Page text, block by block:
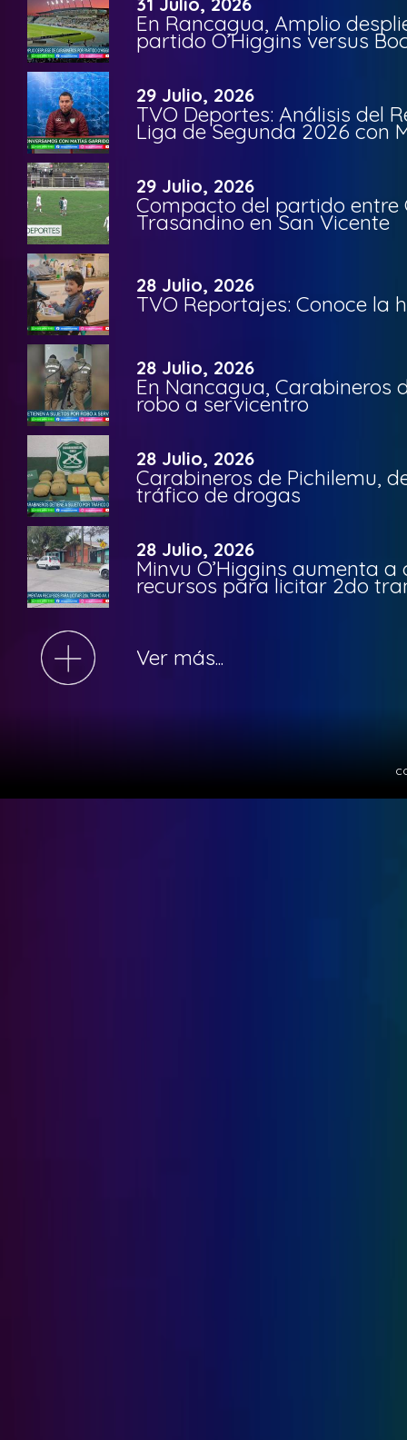
En Rancagua, Amplio
partido O’Higgins versus
29 Julio, 2026
TVO Deportes: Análisis del
Liga de Segunda 2026 con
29 Julio, 2026
Compacto del partido entre
Trasandino en San Vicente
28 Julio, 2026
TVO Reportajes: Conoce la
28 Julio, 2026
En Nancagua, Carabineros
robo a servicentro
28 Julio, 2026
Carabineros de Pichilemu,
tráfico de drogas
28 Julio, 2026
Minvu O’Higgins aumenta a
recursos para licitar 2do
Ver más...